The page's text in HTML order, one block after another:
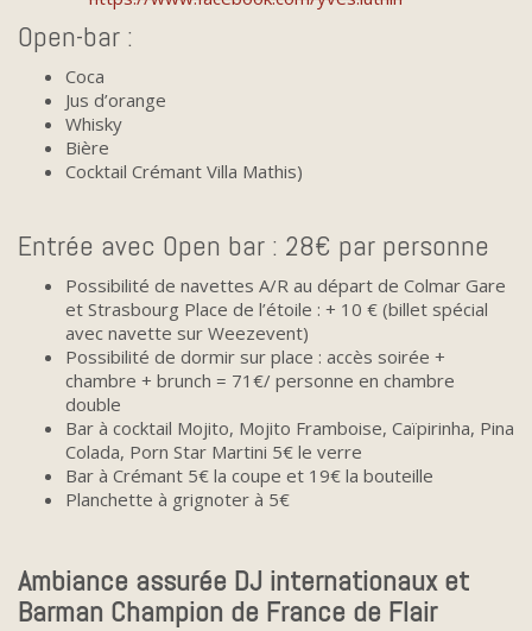
Open-bar :
Coca
Jus d’orange
Whisky
Bière
Cocktail Crémant Villa Mathis)
Entrée avec Open bar : 28€ par personne
Possibilité de navettes A/R au départ de Colmar Gare
et Strasbourg Place de l’étoile : + 10 € (billet spécial
avec navette sur Weezevent)
Possibilité de dormir sur place : accès soirée +
chambre + brunch = 71€/ personne en chambre
double
Bar à cocktail Mojito, Mojito Framboise, Caïpirinha, Pina
Colada, Porn Star Martini 5€ le verre
Bar à Crémant 5€ la coupe et 19€ la bouteille
Planchette à grignoter à 5€
Ambiance assurée DJ internationaux et
Barman Champion de France de Flair